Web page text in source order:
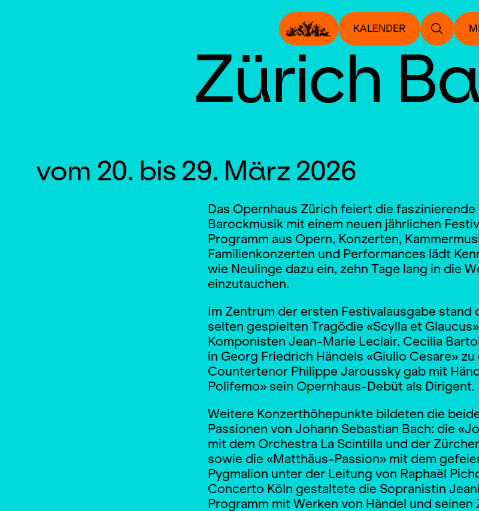
KALENDER
Zürich
vom 20. bis 29. März 2026
Das Opernhaus Zürich feiert die
Barockmusik mit einem neuen jährlichen
Programm aus Opern, Konzerten,
Familienkonzerten und Performances lädt
wie Neulinge dazu ein, zehn Tage lang in die
einzutauchen.
Im Zentrum der ersten Festivalausgabe stand
selten gespielten Tragödie «Scylla et
Komponisten Jean-Marie Leclair. Cecilia
in Georg Friedrich Händels «Giulio Cesare» zu
Countertenor Philippe Jaroussky gab mit
Polifemo» sein Opernhaus-Debüt als Dirigent.
Weitere Konzerthöhepunkte bildeten die
Passionen von Johann Sebastian Bach: die
mit dem Orchestra La Scintilla und der
sowie die «Matthäus-Passion» mit dem
Pygmalion unter der Leitung von Raphaël
Concerto Köln gestaltete die Sopranistin
Programm mit Werken von Händel und seinen